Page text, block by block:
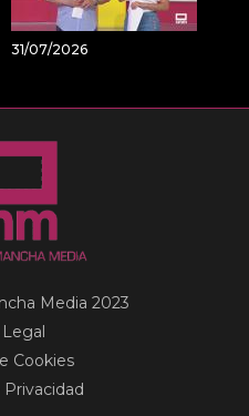
31/07/2026
Media 2023
Cookies